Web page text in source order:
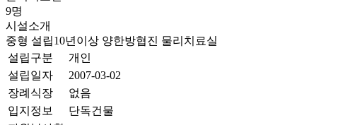
9명
시설소개
중형 설립10년이상 양한방협진 물리치료실
설립구분
개인
설립일자
2007-03-02
장례식장
없음
입지정보
단독건물